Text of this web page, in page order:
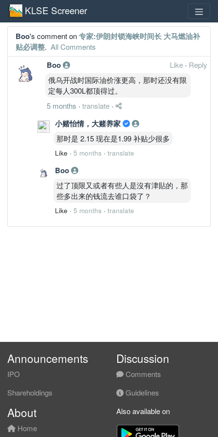
KLSE Screener
Boo's comment on专家:伊朗封锁海峡时间长 大马燃油补
贴必调整. All Comments
Boo Like · Reply
俄乌开战时国际油价涨更高，那时还没有限
定每人300L都顶得过。
5 months · translate ·
小赌怡情，大赌养家
那时是 2.15 现在是1.99 补贴少很多
Like · 5 months · translate
Boo
过了顶限又或者有些人是沒有津貼的，那
些多出来的钱流去谁口袋了？
Like · 5 months · translate
Announcements
IPO
Shareholdings
Discussion
Comments
Guidelines
About
Home
Also available on